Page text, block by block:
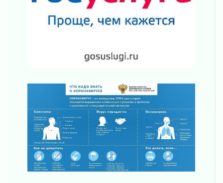
С рабочим визитом
31 июля 2026
В Шлиссельбурге прошла акция «Белый
Новые возможности для творчества
За сухими цифрами — реальная жизнь
От инженера-создателя к волонтёрам
«Созидателям»
31 июля 2026
Генеральная репетиция векового юбилея
31 июля 2026
Открытое сердце и стремление делать добро